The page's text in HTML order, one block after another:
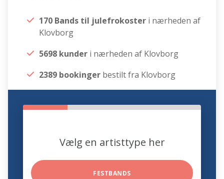
170 Bands til julefrokoster i nærheden af
Klovborg
5698 kunder i nærheden af Klovborg
2389 bookinger bestilt fra Klovborg
Vælg en artisttype her
FESTBANDS